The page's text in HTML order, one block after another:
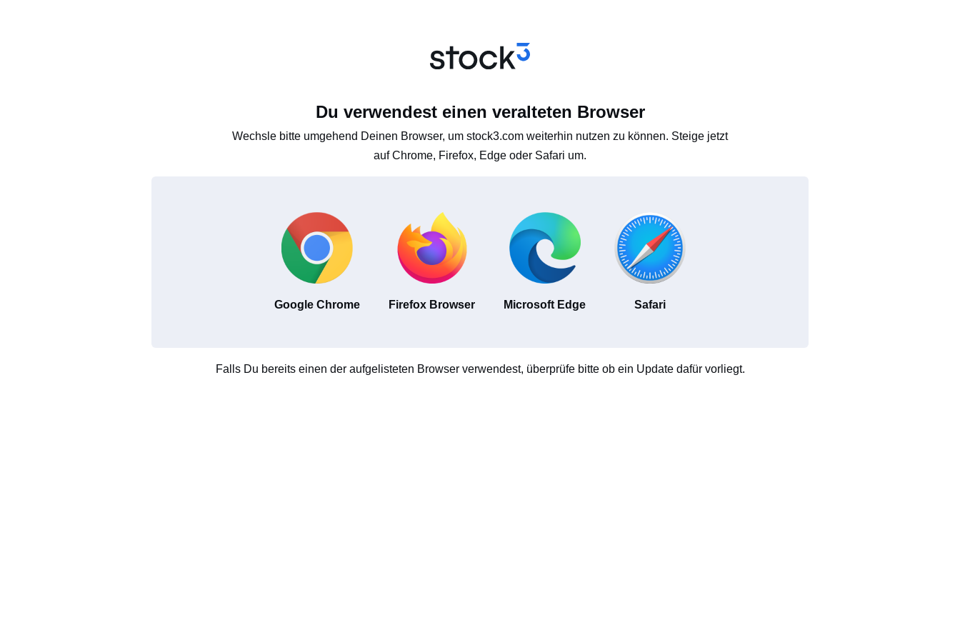
Du verwendest einen veralteten Browser
Wechsle bitte umgehend Deinen Browser, um stock3.com weiterhin nutzen zu können. Steige jetzt
auf Chrome, Firefox, Edge oder Safari um.
Google Chrome Firefox Browser Microsoft Edge Safari
Falls Du bereits einen der aufgelisteten Browser verwendest, überprüfe bitte ob ein Update dafür vorliegt.